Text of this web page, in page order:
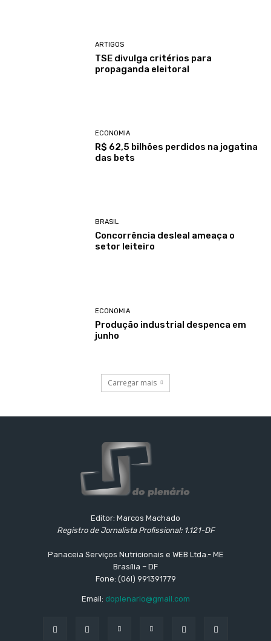
ARTIGOS
TSE divulga critérios para
propaganda eleitoral
ECONOMIA
R$ 62,5 bilhões perdidos na jogatina
das bets
BRASIL
Concorrência desleal ameaça o
setor leiteiro
ECONOMIA
Produção industrial despenca em
junho
Carregar mais
Editor: Marcos Machado
Registro de Jornalista Profissional: 1.121-DF
Panaceia Serviços Nutricionais e WEB Ltda.- ME
Brasília – DF
Fone: (06l) 991391779
Email: doplenario@gmail.com